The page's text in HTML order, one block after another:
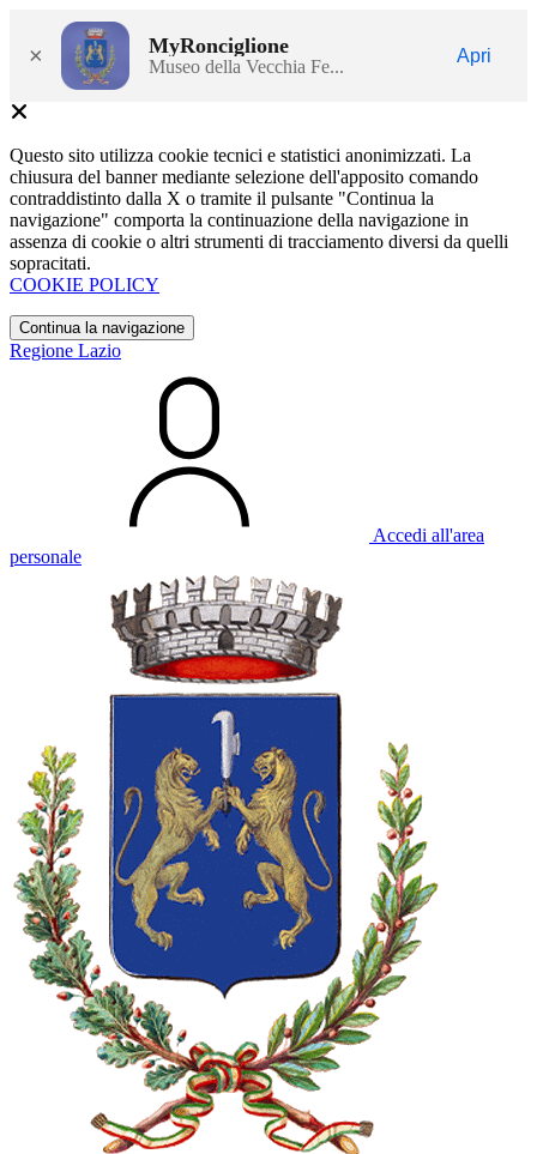
× MyRonciglione
Museo della Vecchia Fe...
Apri
Questo sito utilizza cookie tecnici e statistici anonimizzati. La
chiusura del banner mediante selezione dell'apposito comando
contraddistinto dalla X o tramite il pulsante "Continua la
navigazione" comporta la continuazione della navigazione in
assenza di cookie o altri strumenti di tracciamento diversi da quelli
sopracitati.
COOKIE POLICY
Continua la navigazione
Regione Lazio
Accedi all'area
personale